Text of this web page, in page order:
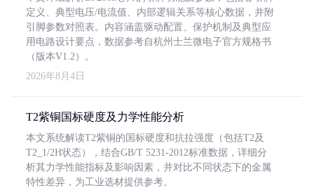
定义、典型电压/电流值、内部逻辑关系等核心数据，并附
引脚参数对照表。内容涵盖驱动配置、保护机制及典型应
用电路设计要点，数据参考自杭州士兰微电子官方规格书
（版本V1.2）。
2026年8月4日
T2紫铜国标硬度及力学性能分析
本文系统解读T2紫铜的国标硬度和抗拉强度（包括T2及
T2_1/2H状态），结合GB/T 5231-2012标准数据，详细分
析其力学性能指标及影响因素，并对比不同状态下的金属
特性差异，为工业选材提供参考。